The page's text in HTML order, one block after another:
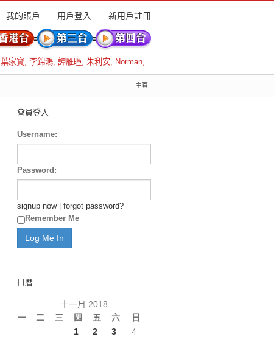
我的賬戶 用戶登入 新用戶註冊
葉家寶, 李錦鴻, 譚雁瞳, 朱利安, Norman,
主頁
會員登入
Username:
Password:
signup now| forgot password?
Remember Me
日曆
十一月 2018
一
二 三 四 五 六 日
1 2 3
4